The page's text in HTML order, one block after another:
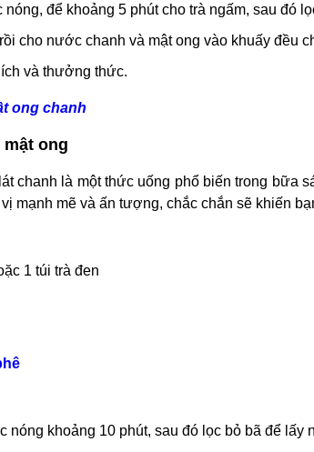
để khoảng 5 phút cho trà ngấm, sau đó
cho nước chanh và mật ong vào khuấy đều
và thưởng thức.
ong chanh
ong
chanh là một thức uống phổ biến trong bữa
mạnh mẽ và ấn tượng, chắc chắn sẽ khiến
1 túi trà đen
nóng khoảng 10 phút, sau đó lọc bỏ bã để lấy